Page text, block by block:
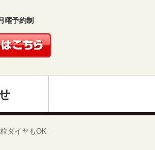
曜予約制
ダイヤもOK